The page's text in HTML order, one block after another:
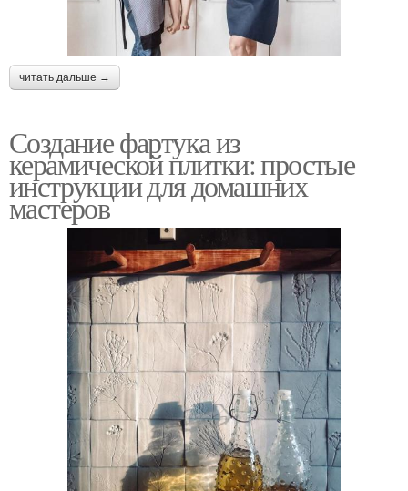
читать дальше →
Создание фартука из
керамической плитки: простые
инструкции для домашних
мастеров